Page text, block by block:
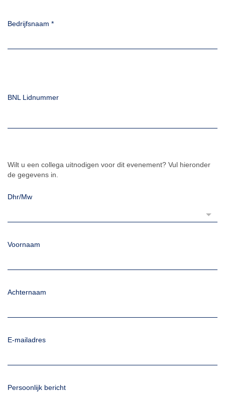
Bedrijfsnaam *
BNL Lidnummer
Wilt u een collega uitnodigen voor dit evenement? Vul hieronder
de gegevens in.
Dhr/Mw
Voornaam
Achternaam
E-mailadres
Persoonlijk bericht